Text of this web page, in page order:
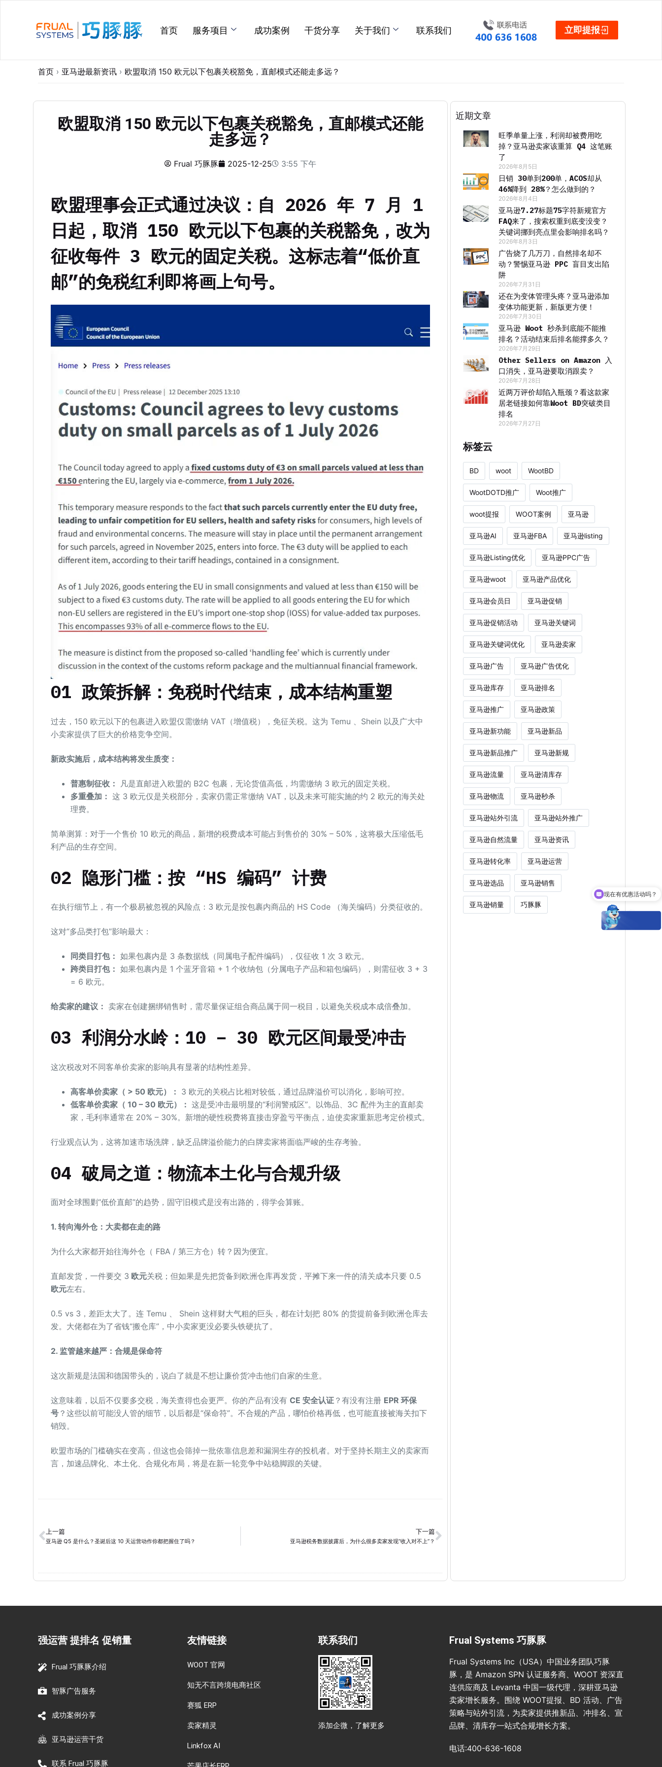
首页 服务项目 成功案例 干货分享 关于我们 联系我们 立即提报
首页 › 亚马逊最新资讯 › 欧盟取消 150 欧元以下包裹关税豁免，直邮模式还能走多远？
欧盟取消 150 欧元以下包裹关税豁免，直邮模式还能
走多远？
Frual 巧豚豚 2025-12-25 3:55 下午
欧盟理事会正式通过决议： 自 2026 年 7 月 1
日起，取消 150 欧元以下包裹的关税豁免，改为
征收每件 3 欧元的固定关税。 这标志着“低价直
邮”的免税红利即将画上句号。
01 政策拆解：免税时代结束，成本结构重塑
过去，150 欧元以下的包裹进入欧盟仅需缴纳 VAT（增值税），免征关税。这为 Temu 、Shein 以及广大中
小卖家提供了巨大的价格竞争空间。
新政实施后，成本结构将发生质变：
普惠制征收：
凡是直邮进入欧盟的 B2C 包裹，无论货值高低，均需缴纳 3 欧元的固定关税。
多重叠加： 这 3 欧元仅是关税部分，卖家仍需正常缴纳 VAT，以及未来可能实施的约 2 欧元的海关处
理费。
简单测算：对于一个售价 10 欧元的商品，新增的税费成本可能占到售价的 30% – 50%，这将极大压缩低毛
利产品的生存空间。
02 隐形门槛：按 “HS 编码” 计费
在执行细节上，有一个极易被忽视的风险点：3 欧元是按包裹内商品的 HS Code （海关编码）分类征收的。
这对“多品类打包”影响最大：
同类目打包： 如果包裹内是 3 条数据线（同属电子配件编码），仅征收 1 次 3 欧元。
跨类目打包： 如果包裹内是 1 个蓝牙音箱 + 1 个收纳包（分属电子产品和箱包编码），则需征收 3 + 3
= 6 欧元。
给卖家的建议： 卖家在创建捆绑销售时，需尽量保证组合商品属于同一税目，以避免关税成本成倍叠加。
03 利润分水岭：10 – 30 欧元区间最受冲击
这次税改对不同客单价卖家的影响具有显著的结构性差异。
高客单价卖家（ > 50 欧元）： 3 欧元的关税占比相对较低，通过品牌溢价可以消化，影响可控。
低客单价卖家（ 10 – 30 欧元）： 这是受冲击最明显的“利润警戒区”。以饰品、3C 配件为主的直邮卖
家，毛利率通常在 20% – 30%。新增的硬性税费将直接击穿盈亏平衡点，迫使卖家重新思考定价模式。
行业观点认为，这将加速市场洗牌，缺乏品牌溢价能力的白牌卖家将面临严峻的生存考验。
04 破局之道：物流本土化与合规升级
面对全球围剿“低价直邮”的趋势，固守旧模式是没有出路的，得学会算账。
1. 转向海外仓：大卖都在走的路
为什么大家都开始往海外仓（ FBA / 第三方仓）转？因为便宜。
直邮发货，一件要交 3 欧元关税；但如果是先把货备到欧洲仓库再发货，平摊下来一件的清关成本只要 0.5
欧元左右。
0.5 vs 3，差距太大了。连 Temu 、 Shein 这样财大气粗的巨头，都在计划把 80% 的货提前备到欧洲仓库去
发。大佬都在为了省钱“搬仓库”，中小卖家更没必要头铁硬抗了。
2. 监管越来越严：合规是保命符
这次新规是法国和德国带头的，说白了就是不想让廉价货冲击他们自家的生意。
这意味着，以后不仅要多交税，海关查得也会更严。你的产品有没有 CE 安全认证？有没有注册 EPR 环保
号？这些以前可能没人管的细节，以后都是“保命符”。不合规的产品，哪怕价格再低，也可能直接被海关扣下
销毁。
欧盟市场的门槛确实在变高，但这也会筛掉一批依靠信息差和漏洞生存的投机者。对于坚持长期主义的卖家而
言，加速品牌化、本土化、合规化布局，将是在新一轮竞争中站稳脚跟的关键。
上一篇
亚马逊 Q5 是什么？圣诞后这 10 天运营动作你都把握住了吗？
下一篇
亚马逊税务数据披露后，为什么很多卖家发现“收入对不上”？
近期文章
旺季单量上涨，利润却被费用吃
掉？亚马逊卖家该重算 Q4 这笔账
了
2026年8月5日
日销 30单到200单，ACOS却从
46%降到 28%？怎么做到的？
2026年8月4日
亚马逊7.27标题75字符新规官方
FAQ来了，搜索权重到底变没变？
关键词挪到亮点里会影响排名吗？
2026年8月3日
广告烧了几万刀，自然排名却不
动？警惕亚马逊 PPC 盲目支出陷
阱
2026年7月31日
还在为变体管理头疼？亚马逊添加
变体功能更新，新版更方便！
2026年7月30日
亚马逊 Woot 秒杀到底能不能推
排名？活动结束后排名能撑多久？
2026年7月29日
Other Sellers on Amazon 入
口消失，亚马逊要取消跟卖？
2026年7月28日
近两万评价却陷入瓶颈？看这款家
居老链接如何靠Woot BD突破类目
排名
2026年7月27日
标签云
BD woot WootBD
WootDOTD推广 Woot推广
woot提报 WOOT案例 亚马逊
亚马逊AI 亚马逊FBA 亚马逊listing
亚马逊Listing优化 亚马逊PPC广告
亚马逊woot 亚马逊产品优化
亚马逊会员日 亚马逊促销
亚马逊促销活动 亚马逊关键词
亚马逊关键词优化 亚马逊卖家
亚马逊广告 亚马逊广告优化
亚马逊库存 亚马逊排名
亚马逊推广 亚马逊政策
亚马逊新功能 亚马逊新品
亚马逊新品推广 亚马逊新规
亚马逊流量 亚马逊清库存
亚马逊物流 亚马逊秒杀
亚马逊站外引流 亚马逊站外推广
亚马逊自然流量 亚马逊资讯
亚马逊转化率 亚马逊运营
亚马逊选品 亚马逊销售
亚马逊销量 巧豚豚
强运营 提排名 促销量
Frual 巧豚豚介绍
智豚广告服务
成功案例分享
亚马逊运营干货
联系 Frual 巧豚豚
友情链接
WOOT 官网
知无不言跨境电商社区
赛狐 ERP
卖家精灵
Linkfox AI
联系我们
添加企微，了解更多
Frual Systems 巧豚豚
Frual Systems Inc（USA）中国业务团队巧豚
豚，是 Amazon SPN 认证服务商、WOOT 资深直
连供应商及 Levanta 中国一级代理，深耕亚马逊
卖家增长服务。围绕 WOOT提报、BD 活动、广告
策略与站外引流，为卖家提供推新品、冲排名、宣
品牌、清库存一站式合规增长方案。
电话:400-636-1608
现在有优惠活动吗？